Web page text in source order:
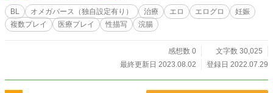
り、人類存続をかけて懐妊のための特別対策室が設置されることになった。 番
であるαとΩを対象に、懐妊のための治療が開始される。
BL オメガバース（独自設定有り） 治療 エロ エログロ
妊娠
複数プレイ
医療プレイ 性描写 浣腸
感想数 0
文字数 30,025
最終更新日 2023.08.02
登録日 2022.07.29